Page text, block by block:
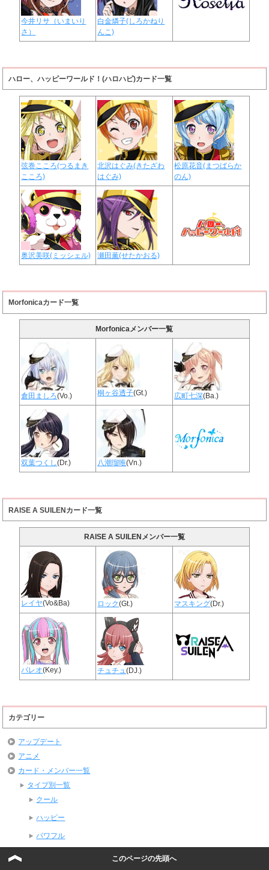
今井リサ（いまいり
さ）
白金燐子(しろかねり
んこ)
ハロー、ハッピーワールド！(ハロハピ)カード一覧
弦巻こころ(つるまき
こころ)
北沢はぐみ(きたざわ
はぐみ)
松原花音(まつばらか
のん)
奥沢美咲(ミッシェル) 瀬田薫(せたかおる)
Morfonicaカード一覧
Morfonicaメンバー一覧
倉田ましろ(Vo.) 桐ヶ谷透子(Gt.) 広町七深(Ba.)
双葉つくし(Dr.) 八潮瑠唯(Vn.)
RAISE A SUILENカード一覧
RAISE A SUILENメンバー一覧
レイヤ(Vo&Ba) ロック(Gt.) マスキング(Dr.)
パレオ(Key.) チュチュ(DJ.)
カテゴリー
アップデート
アニメ
カード・メンバー一覧
タイプ別一覧
クール
ハッピー
パワフル
このページの先頭へ